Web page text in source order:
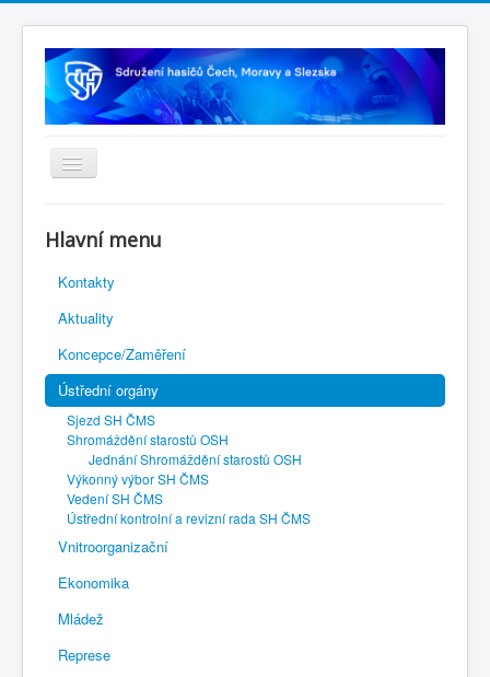
Rejstřík sportu
Novelizace Stanov SH ČMS
Plán činnosti 2026
Kalendář akcí
Výhody pro členy
Portál REDENOX
Hlavní menu
Kontakty
Aktuality
Koncepce/Zaměření
Ústřední orgány
Sjezd SH ČMS
Shromáždění starostů OSH
Jednání Shromáždění starostů OSH
Výkonný výbor SH ČMS
Vedení SH ČMS
Ústřední kontrolní a revizní rada SH ČMS
Vnitroorganizační
Ekonomika
Mládež
Represe